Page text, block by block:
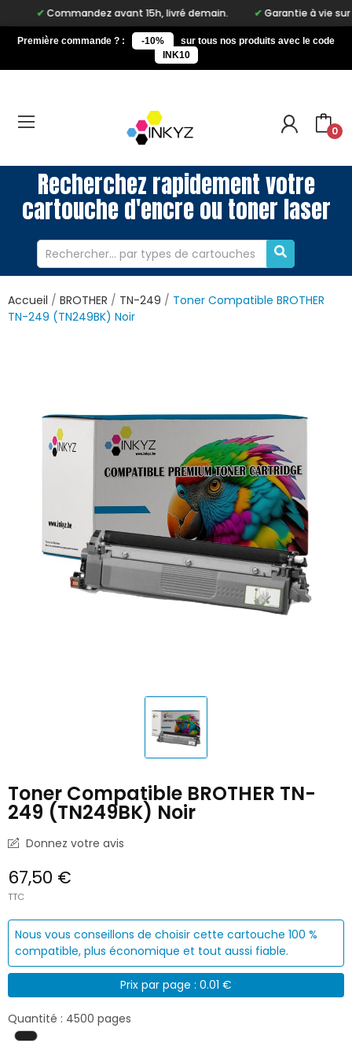
Commandez avant 15h, livré demain. Garantie à vie sur notre
Première commande ? : -10%
sur tous nos produits avec le code
INK10
0
Recherchez rapidement votre
cartouche d'encre ou toner laser
Accueil BROTHER TN-249
Toner Compatible BROTHER
TN-249 (TN249BK) Noir
Toner Compatible BROTHER TN-
249 (TN249BK) Noir
Donnez votre avis
67,50 €
TTC
Nous vous conseillons de choisir cette cartouche 100 %
compatible, plus économique et tout aussi fiable.
Prix par page : 0.01 €
Quantité : 4500 pages